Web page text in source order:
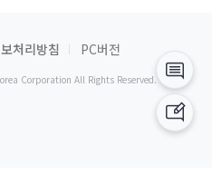
처리방침 PC버전
Corporation All Rights Reserved.